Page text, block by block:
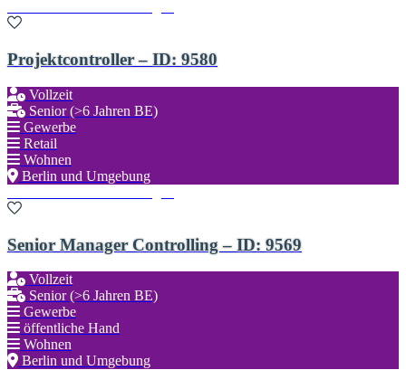
Projektcontroller – ID: 9580
Vollzeit
Senior (>6 Jahren BE)
Gewerbe
Retail
Wohnen
Berlin und Umgebung
Senior Manager Controlling – ID: 9569
Vollzeit
Senior (>6 Jahren BE)
Gewerbe
öffentliche Hand
Wohnen
Berlin und Umgebung